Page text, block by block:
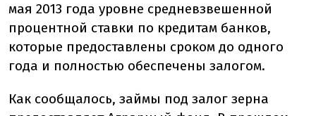
мая 2013 года уровне средневзвешенной
процентной ставки по кредитам банков,
которые предоставлены сроком до одного
года и полностью обеспечены залогом.
Как сообщалось, займы под залог зерна